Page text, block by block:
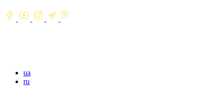
ua
ru